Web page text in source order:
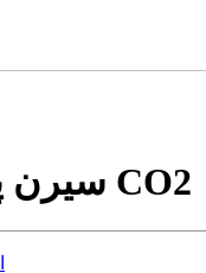
سیرن پنوماتیکی اطفاحریق CO2